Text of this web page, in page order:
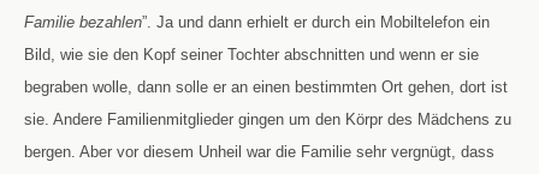
Familie bezahlen”. Ja und dann erhielt er durch ein Mobiltelefon ein
Bild, wie sie den Kopf seiner Tochter abschnitten und wenn er sie
begraben wolle, dann solle er an einen bestimmten Ort gehen, dort ist
sie. Andere Familienmitglieder gingen um den Körpr des Mädchens zu
bergen. Aber vor diesem Unheil war die Familie sehr vergnügt, dass